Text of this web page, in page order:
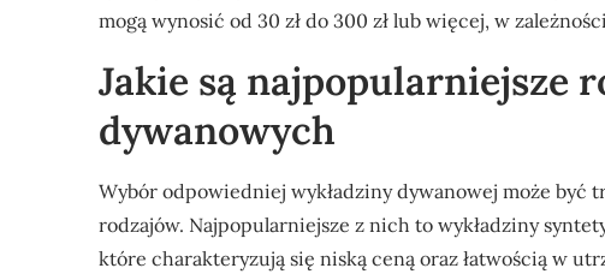
mogą wynosić od 30 zł do 300 zł lub więcej, w
Jakie są najpopularniejsze
dywanowych
Wybór odpowiedniej wykładziny dywanowej może być
rodzajów. Najpopularniejsze z nich to wykładziny
które charakteryzują się niską ceną oraz łatwością w